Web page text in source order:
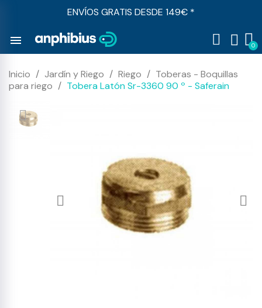
ENVÍOS GRATIS DESDE 149€ *
menu
Inicio Jardín y Riego Riego
Toberas - Boquillas
para riego
Tobera Latón Sr-3360 90 º - Saferain